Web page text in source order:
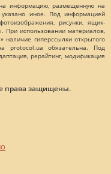
информацию, размещенную на
иное. Под информацией
рисунки, ящик-
При использовании материалов,
гиперссылки открытого
protocol.ua обязательна. Под
рерайтинг, модификация
права защищены.